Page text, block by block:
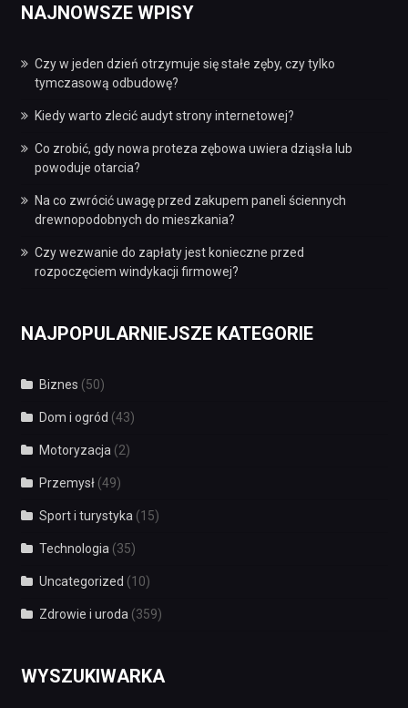
NAJNOWSZE WPISY
Czy w jeden dzień otrzymuje się stałe zęby, czy tylko
tymczasową odbudowę?
Kiedy warto zlecić audyt strony internetowej?
Co zrobić, gdy nowa proteza zębowa uwiera dziąsła lub
powoduje otarcia?
Na co zwrócić uwagę przed zakupem paneli ściennych
drewnopodobnych do mieszkania?
Czy wezwanie do zapłaty jest konieczne przed
rozpoczęciem windykacji firmowej?
NAJPOPULARNIEJSZE KATEGORIE
Biznes (50)
Dom i ogród (43)
Motoryzacja (2)
Przemysł(49)
Sport i turystyka (15)
Technologia (35)
Uncategorized (10)
Zdrowie i uroda (359)
WYSZUKIWARKA